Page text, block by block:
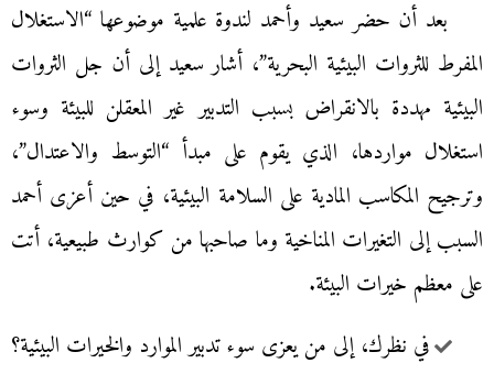
بعد أن حضر سعيد وأحمد لندوة علمية موضوعها “الاستغلال
المفرط للثروات البيئية البحرية”، أشار سعيد إلى أن جل الثروات
البيئية مهددة بالانقراض بسبب التدبير غير المعقلن للبيئة وسوء
استغلال مواردها، الذي يقوم على مبدأ “التوسط والاعتدال”،
وترجيح المكاسب المادية على السلامة البيئية، في حين أعزى أحمد
السبب إلى التغيرات المناخية وما صاحبها من كوارث طبيعية، أتت
على معظم خيرات البيئة.
في نظرك، إلى من يعزى سوء تدبير الموارد والخيرات البيئية؟